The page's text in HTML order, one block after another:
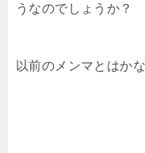
うなのでしょうか？
以前のメンマとはか